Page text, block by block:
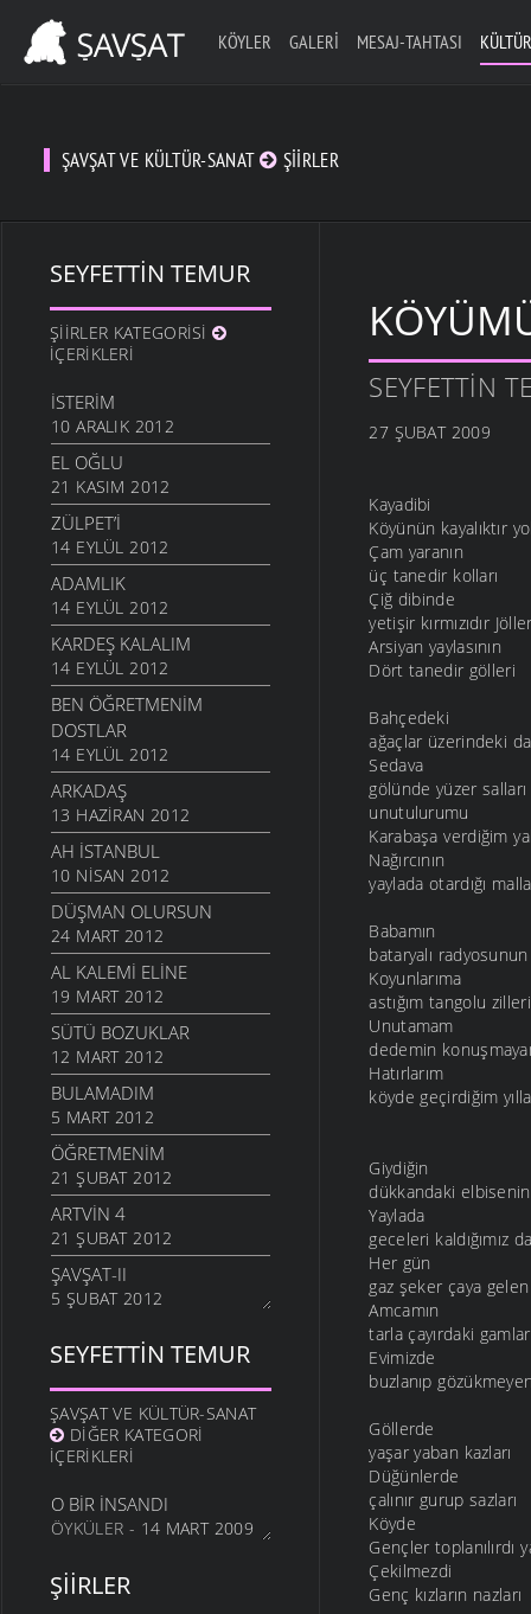
KÖYLER GALERI MESAJ-TAHTASI
ŞAVŞAT VE KÜLTÜR-SANAT ŞIIRLER
SEYFETTIN TEMUR
ŞIIRLER KATEGORISI
İÇERIKLERI
İSTERIM
10 ARALIK 2012
EL OĞLU
21 KASIM 2012
ZÜLPET’I
14 EYLÜL 2012
ADAMLIK
14 EYLÜL 2012
KARDEŞ KALALIM
14 EYLÜL 2012
BEN ÖĞRETMENIM
DOSTLAR
14 EYLÜL 2012
ARKADAŞ
13 HAZIRAN 2012
AH İSTANBUL
10 NISAN 2012
DÜŞMAN OLURSUN
24 MART 2012
AL KALEMI ELINE
19 MART 2012
SÜTÜ BOZUKLAR
12 MART 2012
BULAMADIM
5 MART 2012
ÖĞRETMENIM
21 ŞUBAT 2012
ARTVIN 4
21 ŞUBAT 2012
ŞAVŞAT-II
5 ŞUBAT 2012
25 OCAK 2012
METINE
17 OCAK 2012
HALA OĞLU
NE OLUR OĞUL
20 ARALIK 2011
DURDUM
10 ARALIK 2011
SEYFETTIN TEMUR
ŞAVŞAT VE KÜLTÜR-SANAT
DIĞER KATEGORI
İÇERIKLERI
O BIR İNSANDI
ÖYKÜLER - 14 MART 2009
ŞIIRLER
SEYFETTIN
27 ŞUBAT 2009
Kayadibi
Köyünün kayalıktır
Çam yaranın
üç tanedir kolları
Çiğ dibinde
yetişir kırmızıdır
Arsiyan yaylasının
Dört tanedir gölleri
Bahçedeki
ağaçlar üzerindeki
Sedava
gölünde yüzer salları
unutulurumu
Karabaşa verdiğim
Nağırcının
yaylada otardığı
Babamın
bataryalı
Koyunlarıma
astığım tangolu zilleri
Unutamam
dedemin
Hatırlarım
köyde geçirdiğim
Giydiğin
dükkandaki elbisenin
Yaylada
geceleri kaldığımız
Her gün
gaz şeker çaya gelen
Amcamın
tarla çayırdaki
Evimizde
buzlanıp
Göllerde
yaşar yaban kazları
Düğünlerde
çalınır gurup sazları
Köyde
Gençler toplanılırdı
Çekilmezdi
Genç kızların nazları